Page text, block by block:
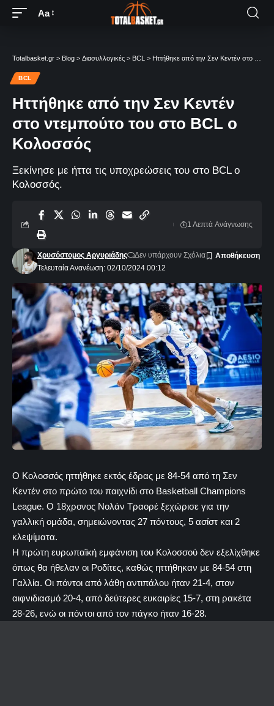
Aa
Totalbasket.gr > Blog > Διασυλλογικές > BCL > Ηττήθηκε από την Σεν Κεντέν στο ντεμπούτο του στο BCL ο Κολοσσός
BCL
Ηττήθηκε από την Σεν Κεντέν
στο ντεμπούτο του στο BCL ο
Κολοσσός
Ξεκίνησε με ήττα τις υποχρεώσεις του στο BCL ο
Κολοσσός.
Τελευταία Ανανέωση: 02/10/2024 00:12
Χρυσόστομος Αργυριάδης Δεν υπάρχουν Σχόλια
1 Λεπτά Aνάγνωσης
Ο Κολοσσός ηττήθηκε εκτός έδρας με 84-54 από τη Σεν
Κεντέν στο πρώτο του παιχνίδι στο Basketball Champions
League. Ο 18χρονος Νολάν Τραορέ ξεχώρισε για την
γαλλική ομάδα, σημειώνοντας 27 πόντους, 5 ασίστ και 2
κλεψίματα.
Η πρώτη ευρωπαϊκή εμφάνιση του Κολοσσού δεν εξελίχθηκε
όπως θα ήθελαν οι Ροδίτες, καθώς ηττήθηκαν με 84-54 στη
Γαλλία. Οι πόντοι από λάθη αντιπάλου ήταν 21-4, στον
αιφνιδιασμό 20-4, από δεύτερες ευκαιρίες 15-7, στη ρακέτα
28-26, ενώ οι πόντοι από τον πάγκο ήταν 16-28.